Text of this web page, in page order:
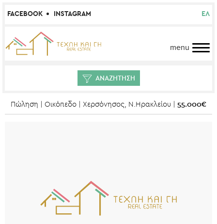
FACEBOOK INSTAGRAM ΕΛ
menu
ΑΝΑΖΗΤΗΣΗ
Πώληση | Οικόπεδο | Χερσόνησος, Ν.Ηρακλείου | 55.000€